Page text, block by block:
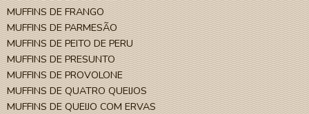
MUFFINS DE FRANGO
MUFFINS DE PARMESÃO
MUFFINS DE PEITO DE PERU
MUFFINS DE PRESUNTO
MUFFINS DE PROVOLONE
MUFFINS DE QUATRO QUEIJOS
MUFFINS DE QUEIJO COM ERVAS